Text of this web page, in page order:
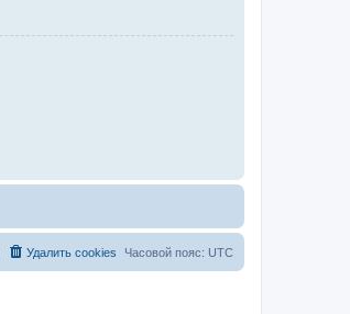
Часовой пояс: UTC
Удалить cookies